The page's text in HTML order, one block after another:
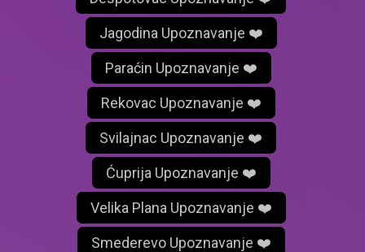
Jagodina Upoznavanje ❤️
Paraćin Upoznavanje ❤️
Rekovac Upoznavanje ❤️
Svilajnac Upoznavanje ❤️
Ćuprija Upoznavanje ❤️
Velika Plana Upoznavanje ❤️
Smederevo Upoznavanje ❤️